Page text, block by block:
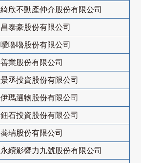
綺欣不動產仲介股份有限公司
昌泰豪股份有限公司
噯嚕嚕股份有限公司
善業股份有限公司
景丞投資股份有限公司
伊瑪選物股份有限公司
鈕石投資股份有限公司
蕎瑞股份有限公司
永續影響力九號股份有限公司